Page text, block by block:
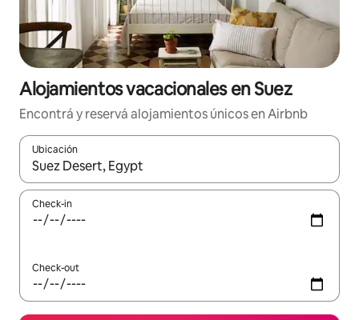
Alojamientos vacacionales en Suez
Encontrá y reservá alojamientos únicos en Airbnb
Ubicación
Cuando los resultados estén disponibles, navegá con las
Check-in
Check-out